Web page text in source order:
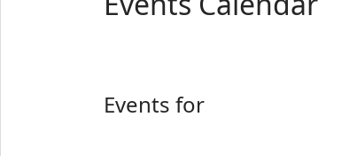
Events for